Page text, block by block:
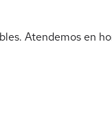
Atendemos en